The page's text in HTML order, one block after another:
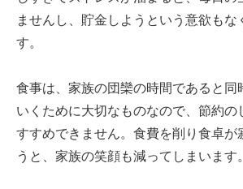
ませんし、貯金しようという意欲もな
す。
食事は、家族の団欒の時間であると同
いくために大切なものなので、節約の
すすめできません。食費を削り食卓が
うと、家族の笑顔も減ってしまいます。